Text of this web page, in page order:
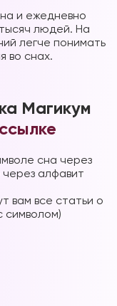
и ежедневно
людей. На
легче понимать
во снах.
Магикум
сна через
алфавит
вам все статьи о
символом)